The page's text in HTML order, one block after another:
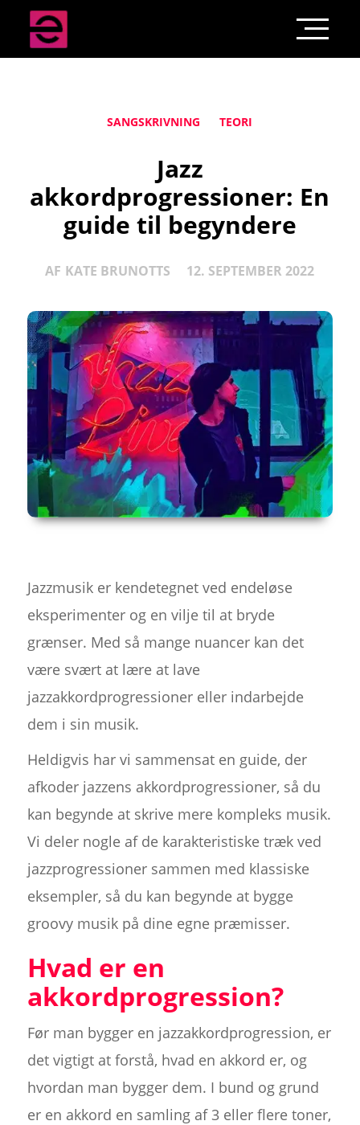
SANGSKRIVNING TEORI
Jazz
akkordprogressioner: En
guide til begyndere
AF KATE BRUNOTTS 12. SEPTEMBER 2022
Jazzmusik er kendetegnet ved endeløse
eksperimenter og en vilje til at bryde
grænser. Med så mange nuancer kan det
være svært at lære at lave
jazzakkordprogressioner eller indarbejde
dem i sin musik.
Heldigvis har vi sammensat en guide, der
afkoder jazzens akkordprogressioner, så du
kan begynde at skrive mere kompleks musik.
Vi deler nogle af de karakteristiske træk ved
jazzprogressioner sammen med klassiske
eksempler, så du kan begynde at bygge
groovy musik på dine egne præmisser.
Hvad er en
akkordprogression?
Før man bygger en jazzakkordprogression, er
det vigtigt at forstå, hvad en akkord er, og
hvordan man bygger dem. I bund og grund
er en akkord en samling af 3 eller flere toner,